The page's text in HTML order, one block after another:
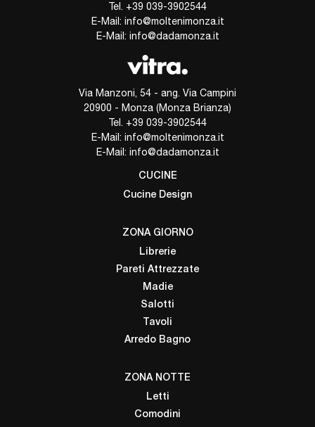
Tel. +39 039-3902544
E-Mail: info@moltenimonza.it
E-Mail: info@dadamonza.it
Via Manzoni, 54 - ang. Via Campini
20900 - Monza (Monza Brianza)
Tel. +39 039-3902544
E-Mail: info@moltenimonza.it
E-Mail: info@dadamonza.it
CUCINE
Cucine Design
ZONA GIORNO
Librerie
Pareti Attrezzate
Madie
Salotti
Tavoli
Arredo Bagno
ZONA NOTTE
Letti
Comodini